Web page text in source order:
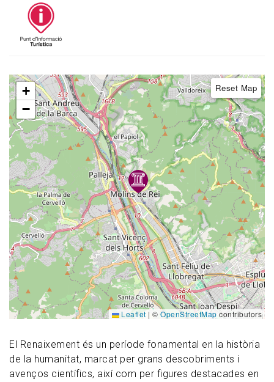
El Renaixement és un període fonamental en la història
de la humanitat, marcat per grans descobriments i
avenços científics, així com per figures destacades en
+
−
Reset Map
Leaflet | © OpenStreetMap contributors